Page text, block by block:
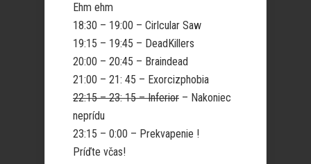
Ehm ehm
18:30 – 19:00 – Cirlcular Saw
19:15 – 19:45 – DeadKillers
20:00 – 20:45 – Braindead
21:00 – 21: 45 – Exorcizphobia
22:15 – 23: 15 – Inferior – Nakoniec
neprídu
23:15 – 0:00 – Prekvapenie !
Príďte včas!